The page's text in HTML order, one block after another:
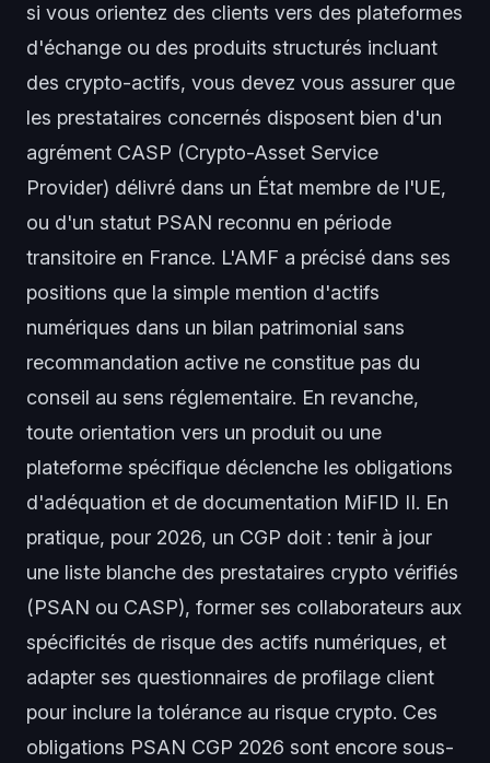
si vous orientez des clients vers des plateformes
d'échange ou des produits structurés incluant
des crypto-actifs, vous devez vous assurer que
les prestataires concernés disposent bien d'un
agrément CASP (Crypto-Asset Service
Provider) délivré dans un État membre de l'UE,
ou d'un statut PSAN reconnu en période
transitoire en France. L'AMF a précisé dans ses
positions que la simple mention d'actifs
numériques dans un bilan patrimonial sans
recommandation active ne constitue pas du
conseil au sens réglementaire. En revanche,
toute orientation vers un produit ou une
plateforme spécifique déclenche les obligations
d'adéquation et de documentation MiFID II. En
pratique, pour 2026, un CGP doit : tenir à jour
une liste blanche des prestataires crypto vérifiés
(PSAN ou CASP), former ses collaborateurs aux
spécificités de risque des actifs numériques, et
adapter ses questionnaires de profilage client
pour inclure la tolérance au risque crypto. Ces
obligations PSAN CGP 2026 sont encore sous-